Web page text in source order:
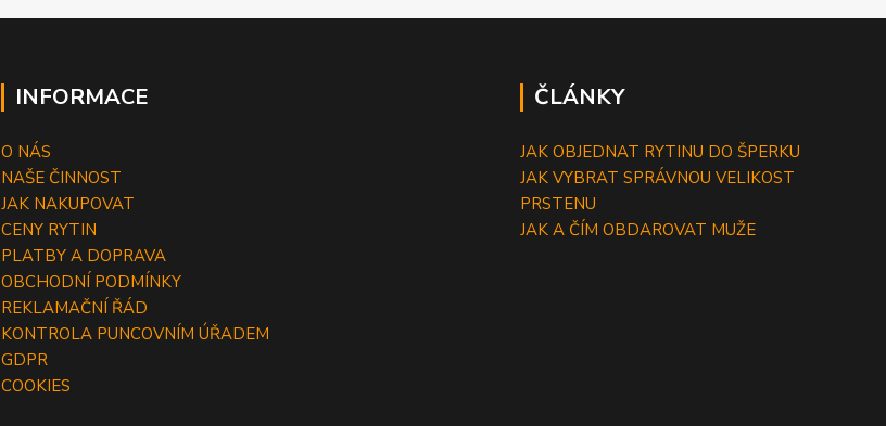
INFORMACE
O NÁS
NAŠE ČINNOST
JAK NAKUPOVAT
CENY RYTIN
PLATBY A DOPRAVA
OBCHODNÍ PODMÍNKY
REKLAMAČNÍ ŘÁD
KONTROLA PUNCOVNÍM ÚŘADEM
GDPR
COOKIES
ČLÁNKY
JAK OBJEDNAT RYTINU DO ŠPERKU
JAK VYBRAT SPRÁVNOU VELIKOST
PRSTENU
JAK A ČÍM OBDAROVAT MUŽE